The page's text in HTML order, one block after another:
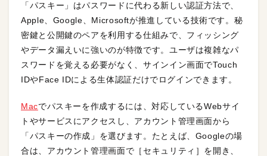
「パスキー」はパスワードに代わる新しい認証方法で、
Apple、Google、Microsoftが推進している技術です。秘
密鍵と公開鍵のペアを利用する仕組みで、フィッシング
やデータ漏えいに強いのが特徴です。ユーザは複雑なパ
スワードを覚える必要がなく、サインイン画面でTouch
IDやFace IDによる生体認証だけでログインできます。
Macでパスキーを作成するには、対応しているWebサイ
トやサービスにアクセスし、アカウント管理画面から
「パスキーの作成」を選びます。たとえば、Googleの場
合は、アカウント管理画面で［セキュリティ］を開き、